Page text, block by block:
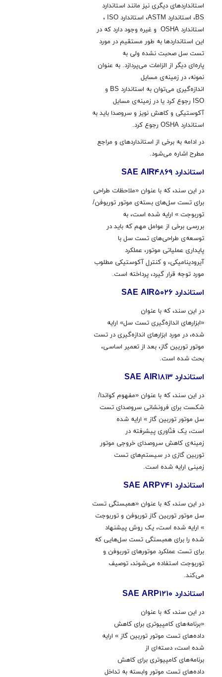
استانداردهای دیگری نیز مانند استاندارد
BS، استاندارد ASTM، استاندارد ISO ،
استاندارد OSHA و غیره وجود دارد که در
این استانداردها به طور مستقیم در مورد
تست سل صحبت نشده ولی به
پاره‌ای دیگر از الزامات می‌پردازد. به عنوان
نمونه، در زمینه‌ی مسایل
اندازه‌گیری می‌توان به استاندارد BS و
ISO رجوع کرد یا در زمینه‌ی مسایل
آکوستیکی و کاهش نویز و سروصدا باید به
استاندارد OSHA رجوع کرد.
در ادامه به برخی از استانداردهای و مراجع
مطرح اشاره می‌شود.
استاندارد SAE AIR۴۸۶۹
در این سند، که با عنوان «ملاحظات طراحی
برای تست سل‌های بسته‌ی موتور توربوفن/
توربوجت » ارایه شده است، به
بررسی برخی از عوامل مهم که باید در
توسعه‌ی طراحی‌های تست سل با
پایداری عملیاتی موتور، عملکرد
آیرودینامیکی، و کنترل آکوستیکی مطلوب
مورد توجه قرار گیرد، پرداخته است.
استاندارد SAE AIR۵۰۲۶
در این سند، که با عنوان
«ابزارهای اندازه‌گیری تست سل» ارایه
شده، در مورد ابزارهای اندازه‌گیری در تست
موتور توربین گاز، بعد از تعمیر اساسی،
بحث شده است.
استاندارد SAE AIR۱۸۱۳
در این سند، که با عنوان «مفهوم کواندا/
شکست برای فرونشانی سروصدای تست
سل موتور توربین گاز » ارایه شده
است، یک فنّاوری پیشرفته در
زمینه‌ی کاهش سروصدای خروجی موتور
توربین گازی در سیستم‌های تست
زمینی ارایه شده است.
استاندارد SAE ARP۷۴۱
در این سند، که با عنوان «همبستگی تست
سل موتور توربین گاز توربوفن و توربوجت
» ارایه شده است، یک روش پیشنهاد
شده را برای همبستگی تست سل‌هایی که
برای تست عملکرد موتورهای توربوفن و
توربوجت استفاده می‌شوند، توصیف
می‌کند.
استاندارد SAE ARP۱۲۱۰
در این سند، که با عنوان
«برنامه‌های کامپیوتری برای کاهش
داده‌های تست موتور توربین گاز » ارایه
شده است، دسته‌ای از
برنامه‌های کامپیوتری برای کاهش
داده‌های تست موتور وابسته به تداخل